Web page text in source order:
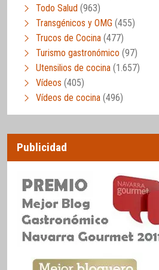
Todo Salud (963)
Transgénicos y OMG (455)
Trucos de Cocina (477)
Turismo gastronómico (97)
Utensilios de cocina (1.657)
Vídeos (405)
Vídeos de cocina (496)
Publicidad